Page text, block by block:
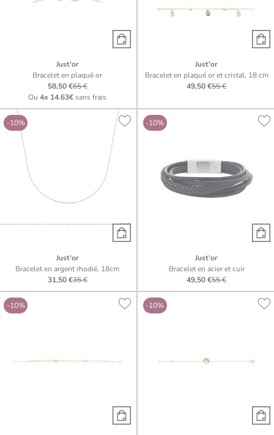
Just'or
Bracelet en plaqué or
58,50 €65 €
Ou4x 14.63€sans frais
Just'or
Bracelet en plaqué or et cristal, 18 cm
49,50 €55 €
-10%
Just'or
Bracelet en argent rhodié, 18cm
31,50 €35 €
-10%
Just'or
Bracelet en acier et cuir
49,50 €55 €
-10% -10%